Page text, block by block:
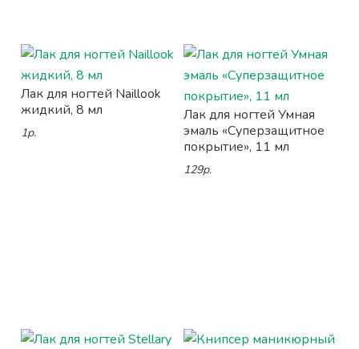
Лак для ногтей Naillook
жидкий, 8 мл
1р.
Лак для ногтей Умная
эмаль «Суперзащитное
покрытие», 11 мл
129р.